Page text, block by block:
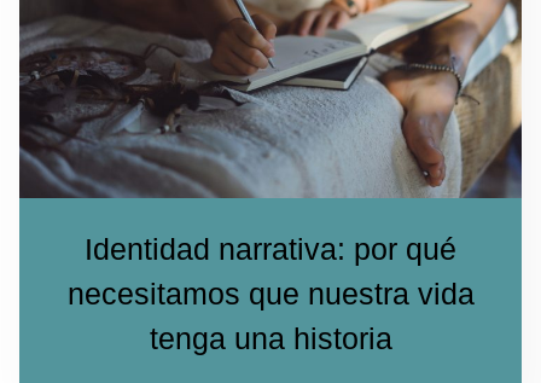
Identidad narrativa: por qué
necesitamos que nuestra vida
tenga una historia